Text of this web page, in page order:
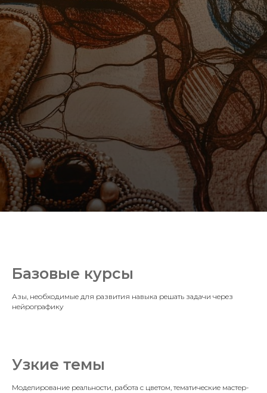
Базовые курсы
Азы, необходимые для развития навыка решать задачи через
нейрографику
Узкие темы
Моделирование реальности, работа с цветом, тематические мастер-